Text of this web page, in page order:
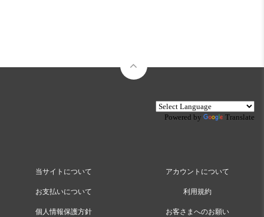
Powered by Translate
当サイトについて アカウントについて
お支払いについて 利用規約
個人情報保護方針 お客さまへのお願い